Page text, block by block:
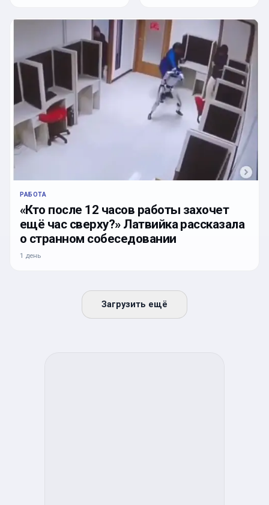
РАБОТА
«Кто после 12 часов работы захочет
ещё час сверху?» Латвийка рассказала
о странном собеседовании
1 день
Загрузить ещё